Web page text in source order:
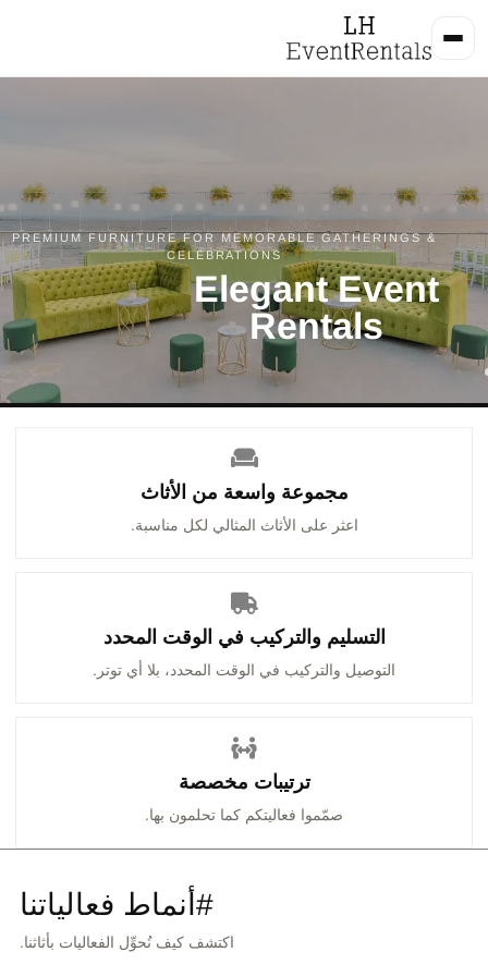
مجموعة واسعة من الأثاث
اعثر على الأثاث المثالي لكل مناسبة.
التسليم والتركيب في الوقت المحدد
التوصيل والتركيب في الوقت المحدد، بلا أي توتر.
ترتيبات مخصصة
صمّموا فعاليتكم كما تحلمون بها.
#أنماط فعالياتنا
اكتشف كيف نُحوِّل الفعاليات بأثاثنا.